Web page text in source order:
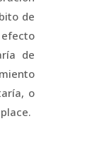
de
de
o